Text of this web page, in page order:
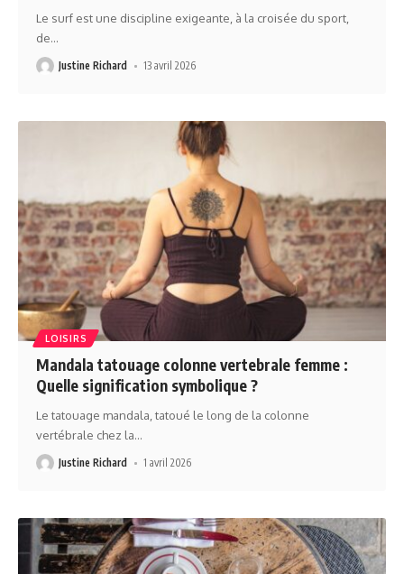
Le surf est une discipline exigeante, à la croisée du sport,
de…
Justine Richard 13 avril 2026
LOISIRS
Mandala tatouage colonne vertebrale femme :
Quelle signification symbolique ?
Le tatouage mandala, tatoué le long de la colonne
vertébrale chez la…
Justine Richard 1 avril 2026